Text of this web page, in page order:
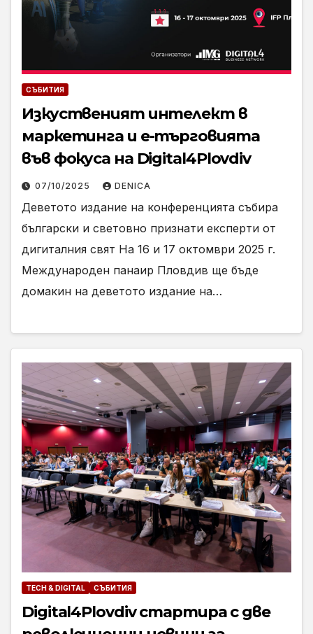
СЪБИТИЯ
Изкуственият интелект в
маркетинга и е-търговията
във фокуса на Digital4Plovdiv
07/10/2025 DENICA
Деветото издание на конференцията събира
български и световно признати експерти от
дигиталния свят На 16 и 17 октомври 2025 г.
Международен панаир Пловдив ще бъде
домакин на деветото издание на…
TECH & DIGITAL СЪБИТИЯ
Digital4Plovdiv стартира с две